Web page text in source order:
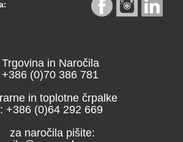
in Naročila
+386 (0)70 386 781
in toplotne črpalke
+386 (0)64 292 669
za naročila pišite: